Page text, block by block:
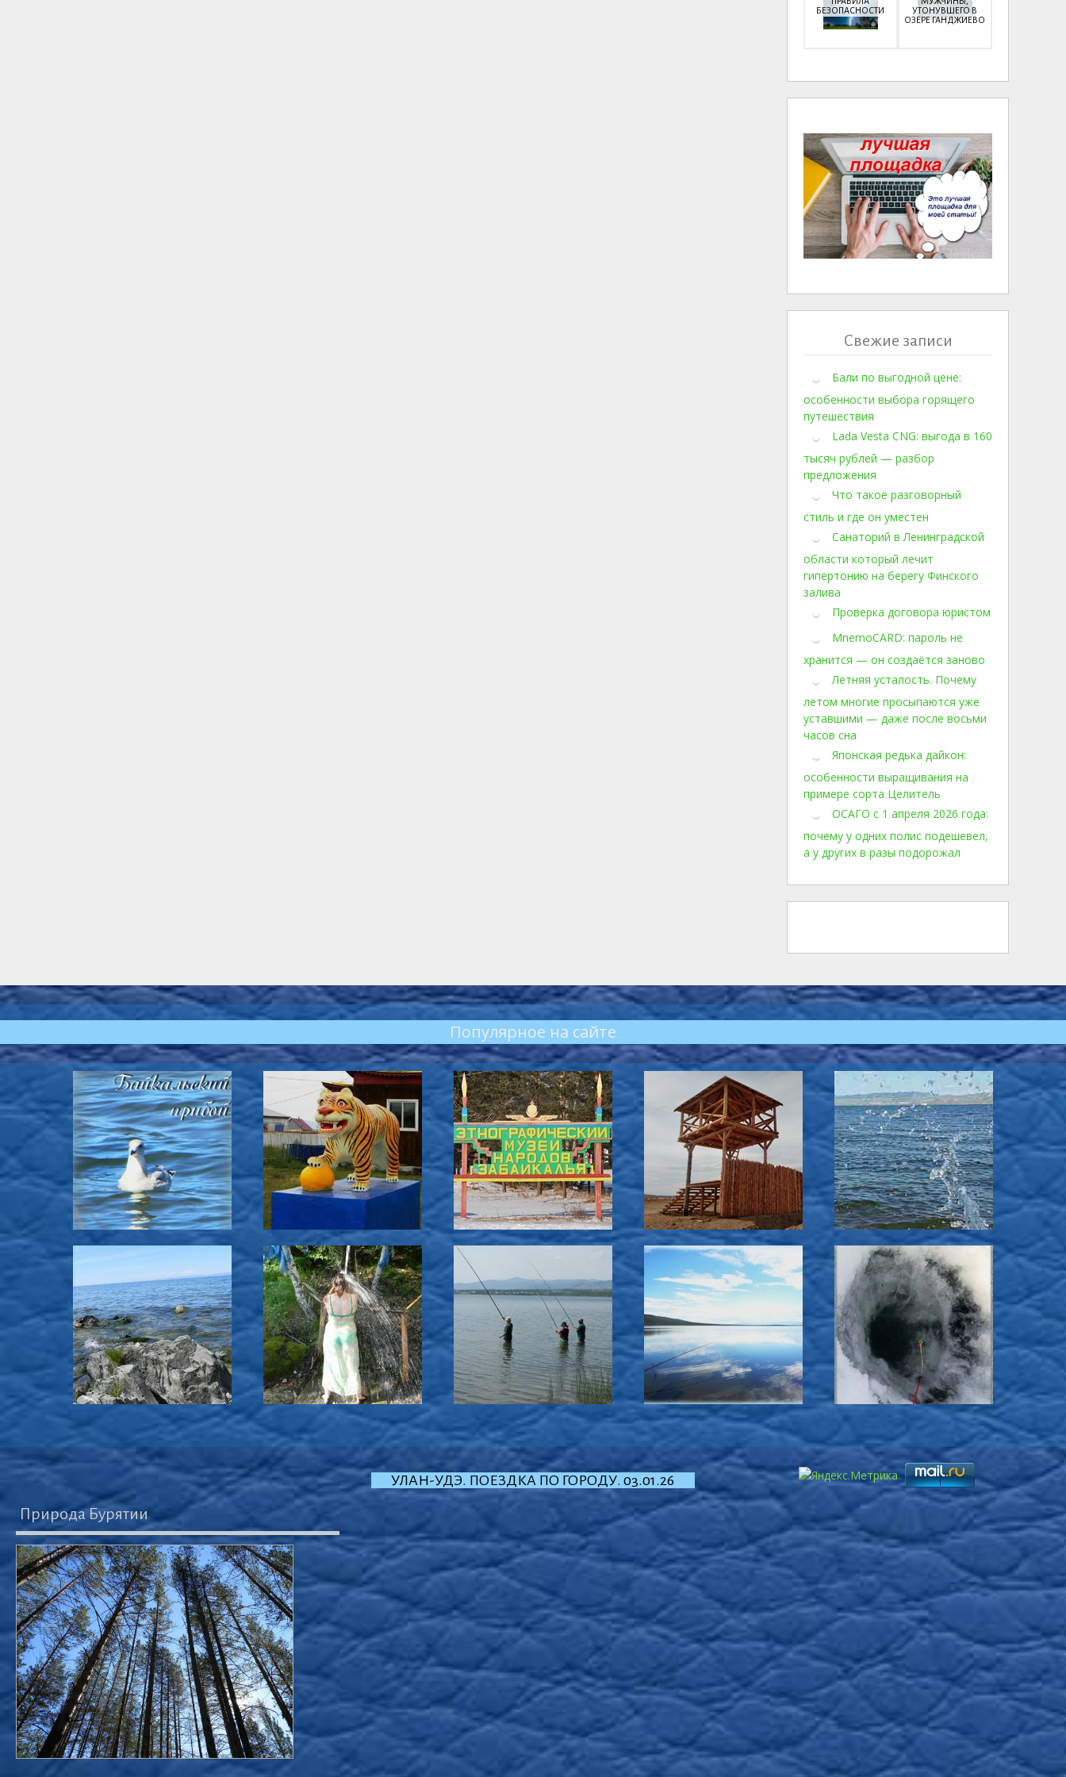
БЕЗОПАСНОСТИ
УТОНУВШЕГО В
ОЗЕРЕ ГАНДЖИЕВО
Свежие записи
Бали по выгодной цене:
особенности выбора горящего
путешествия
Lada Vesta CNG: выгода в 160
тысяч рублей — разбор
предложения
Что такое разговорный
стиль и где он уместен
Санаторий в Ленинградской
области который лечит
гипертонию на берегу Финского
залива
Проверка договора юристом
MnemoCARD: пароль не
хранится — он создаётся заново
Летняя усталость. Почему
летом многие просыпаются уже
уставшими — даже после восьми
часов сна
Японская редька дайкон:
особенности выращивания на
примере сорта Целитель
ОСАГО с 1 апреля 2026 года:
почему у одних полис подешевел,
а у других в разы подорожал
Популярное на сайте
Природа Бурятии
УЛАН-УДЭ. ПОЕЗДКА ПО ГОРОДУ. 03.01.26